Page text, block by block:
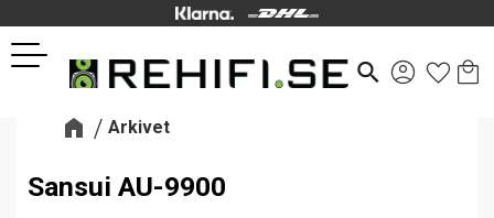
Meny
search
Arkivet
Sansui AU-9900